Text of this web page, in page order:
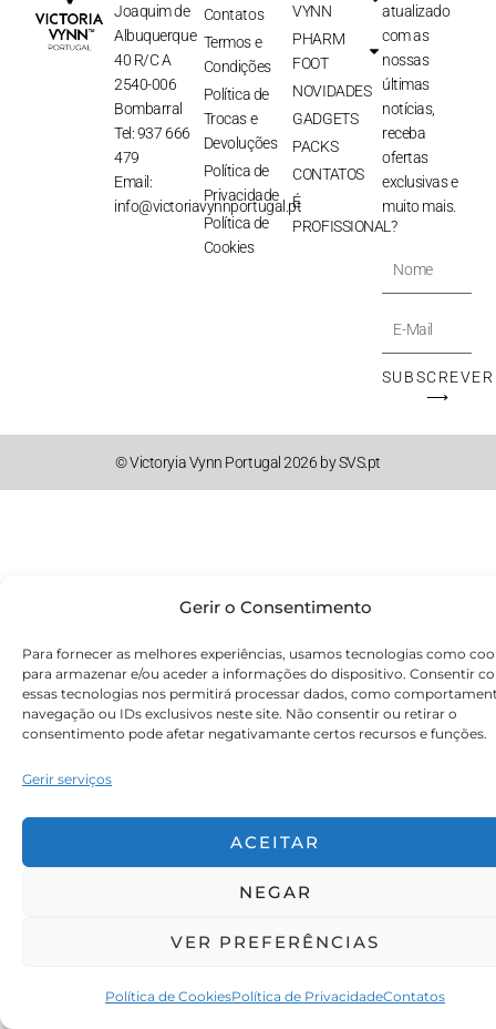
Gerir o Consentimento
Para fornecer as melhores experiências, usamos tecnologias como
para armazenar e/ou aceder a informações do dispositivo. Consentir
essas tecnologias nos permitirá processar dados, como
navegação ou IDs exclusivos neste site. Não consentir ou retirar o
consentimento pode afetar negativamante certos recursos e funções.
Gerir serviços
ACEITAR
NEGAR
VER PREFERÊNCIAS
Política de CookiesPolítica de PrivacidadeContatos
Joaquim de
Albuquerque
40 R/C A
2540-006
Bombarral
Tel: 937 666
479
Email:
info@victoriavynnportugal.pt
Contatos
Termos e
Condições
Política de
Trocas e
Devoluções
Política de
Privacidade
Política de
Cookies
VYNN
PHARM
FOOT
NOVIDADES
GADGETS
PACKS
CONTATOS
É
PROFISSIONAL?
atualizado
com as
nossas
últimas
notícias,
receba
ofertas
exclusivas e
muito mais.
Nome
E-
Mail
SUBSCREVER
⟶
© Victoryia Vynn Portugal 2026 by SVS.pt